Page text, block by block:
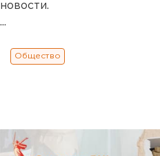
новости.
...
Общество